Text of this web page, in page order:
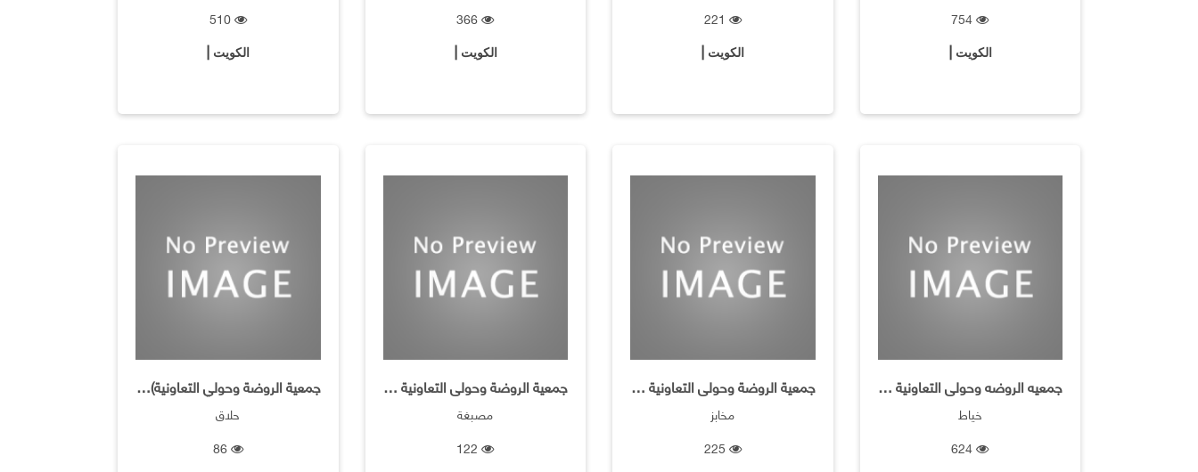
754
الكويت | الكويت |
366
الكويت |
510
الكويت |
جمعيه الروضه وحولى التعاونية ـ فرع خياط السيدات
خياط
624
جمعية الروضة وحولى التعاونية / فرع المخبز والحلويات
مخابز
جمعية الروضة وحولى التعاونية / فرع المصبغة
مصبغة
122
جمعية الروضة وحولي التعاونية) فرع حلاقة للرجال (
حلاق
86